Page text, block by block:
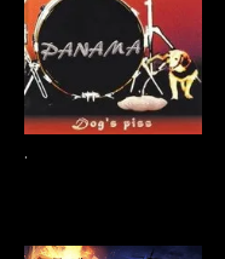
.